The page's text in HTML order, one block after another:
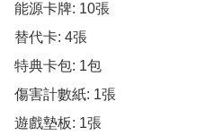
能源卡牌: 10張
替代卡: 4張
特典卡包: 1包
傷害計數紙: 1張
遊戲墊板: 1張